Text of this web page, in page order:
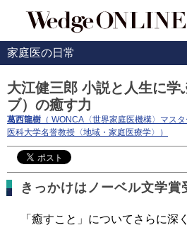
家庭医の日常
大江健三郎 小説と人生に学
ブ）の癒す力
葛西龍樹 （ WONCA〈世界家庭医機構〉マス
医科大学名誉教授〈地域・家庭医療学〉）
きっかけはノーベル文学賞
「癒すこと」についてさらに深